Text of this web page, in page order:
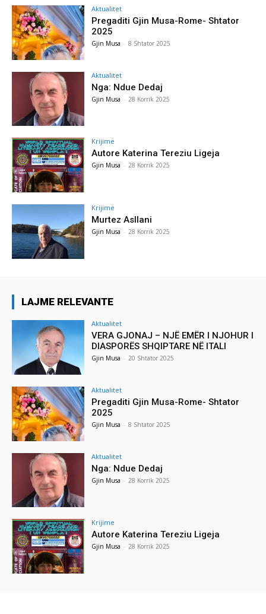
Aktualitet
Pregaditi Gjin Musa-Rome- Shtator
2025
Gjin Musa - 8 Shtator 2025
Aktualitet
Nga: Ndue Dedaj
Gjin Musa - 28 Korrik 2025
Krijime
Autore Katerina Tereziu Ligeja
Gjin Musa - 28 Korrik 2025
Krijime
Murtez Asllani
Gjin Musa - 28 Korrik 2025
LAJME RELEVANTE
Aktualitet
VERA GJONAJ – NJË EMËR I NJOHUR I
DIASPORËS SHQIPTARE NË ITALI
Gjin Musa - 20 Shtator 2025
Aktualitet
Pregaditi Gjin Musa-Rome- Shtator
2025
Gjin Musa - 8 Shtator 2025
Aktualitet
Nga: Ndue Dedaj
Gjin Musa - 28 Korrik 2025
Krijime
Autore Katerina Tereziu Ligeja
Gjin Musa - 28 Korrik 2025